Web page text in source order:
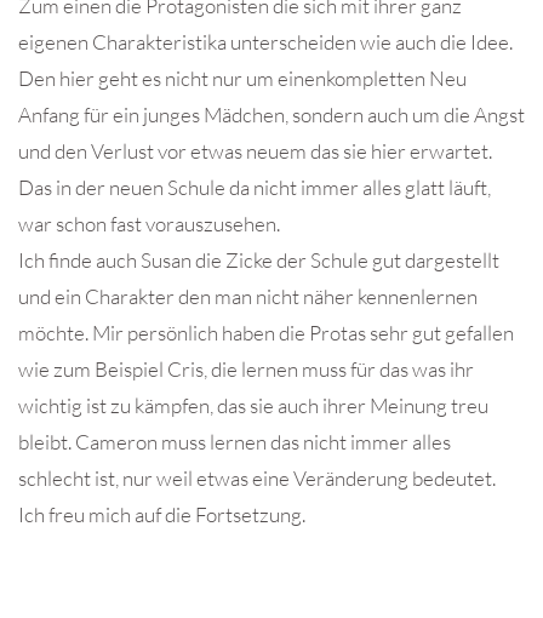
Zum einen die Protagonisten die sich mit ihrer ganz
eigenen Charakteristika unterscheiden wie auch die Idee.
Den hier geht es nicht nur um einenkompletten Neu
Anfang für ein junges Mädchen, sondern auch um die Angst
und den Verlust vor etwas neuem das sie hier erwartet.
Das in der neuen Schule da nicht immer alles glatt läuft,
war schon fast vorauszusehen.
Ich finde auch Susan die Zicke der Schule gut dargestellt
und ein Charakter den man nicht näher kennenlernen
möchte. Mir persönlich haben die Protas sehr gut gefallen
wie zum Beispiel Cris, die lernen muss für das was ihr
wichtig ist zu kämpfen, das sie auch ihrer Meinung treu
bleibt. Cameron muss lernen das nicht immer alles
schlecht ist, nur weil etwas eine Veränderung bedeutet.
Ich freu mich auf die Fortsetzung.